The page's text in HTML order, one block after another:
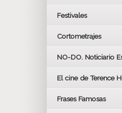
Festivales
LOS OSCARS
BAFTA
Cortometrajes
NO-DO. Noticiario
El cine de Terence
Frases Famosas